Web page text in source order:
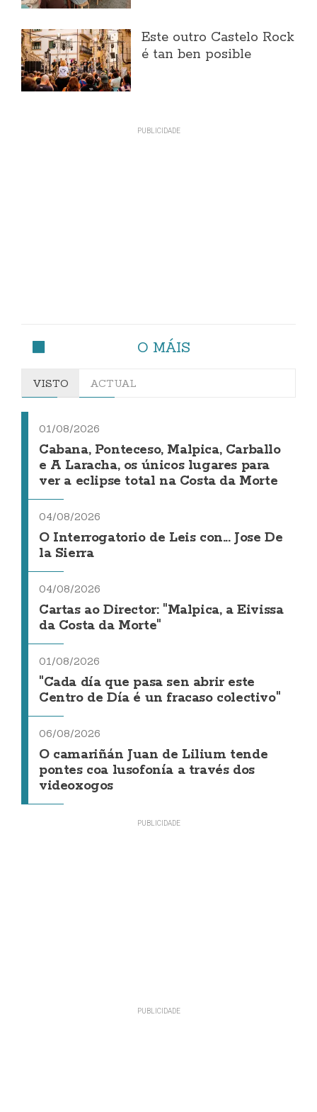
Este outro Castelo Rock
é tan ben posible
O MÁIS
VISTO ACTUAL
01/08/2026
Cabana, Ponteceso, Malpica, Carballo
e A Laracha, os únicos lugares para
ver a eclipse total na Costa da Morte
04/08/2026
O Interrogatorio de Leis con... Jose De
la Sierra
04/08/2026
Cartas ao Director: "Malpica, a Eivissa
da Costa da Morte"
01/08/2026
"Cada día que pasa sen abrir este
Centro de Día é un fracaso colectivo"
06/08/2026
O camariñán Juan de Lilium tende
pontes coa lusofonía a través dos
videoxogos